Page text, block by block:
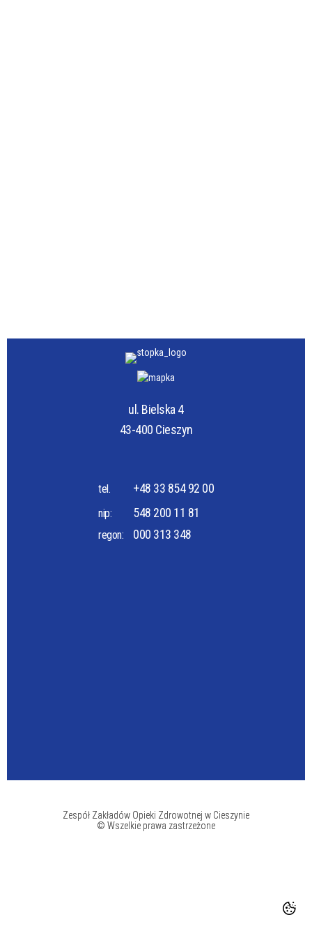
ul. Bielska 4
43-400 Cieszyn
tel. +48 33 854 92 00
nip: 548 200 11 81
regon: 000 313 348
Zespół Zakładów Opieki Zdrowotnej w Cieszynie
© Wszelkie prawa zastrzeżone